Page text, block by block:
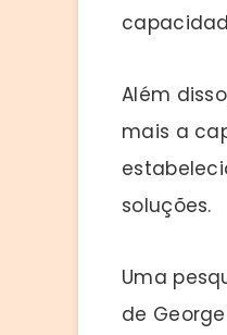
Além
mais a
soluções.
Uma
de